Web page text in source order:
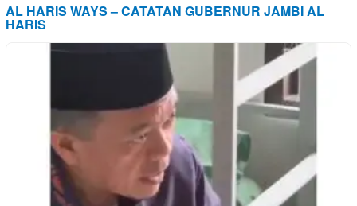
AL HARIS WAYS – CATATAN GUBERNUR JAMBI AL
HARIS